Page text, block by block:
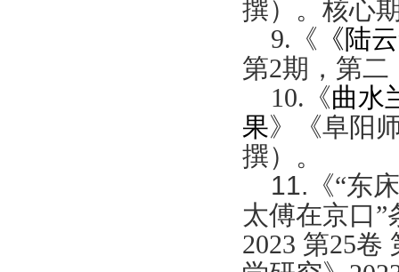
撰）。核心
9. 《 《陆
第2期，第二
10. 《曲水
果》《阜阳
撰）。
11.《“东
太傅在京口
2023 第25卷